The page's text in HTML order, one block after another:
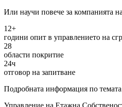
Или научи повече за компанията на
12+
години опит в управлението на
28
области покритие
24ч
отговор на запитване
Подробната информация по темата
Управление на Етажна